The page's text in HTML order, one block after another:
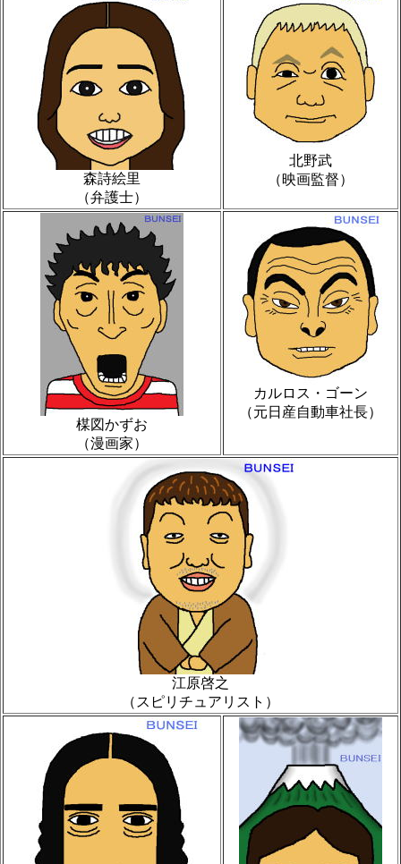
森詩絵里
（弁護士）
北野武
（映画監督）
楳図かずお
（漫画家）
カルロス・ゴーン
（元日産自動車社長）
江原啓之
（スピリチュアリスト）